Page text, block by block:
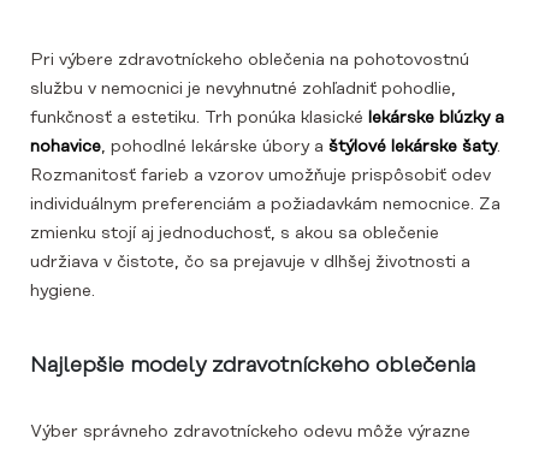
Pri výbere zdravotníckeho oblečenia na pohotovostnú
službu v nemocnici je nevyhnutné zohľadniť pohodlie,
funkčnosť a estetiku. Trh ponúka klasické lekárske blúzky a
nohavice, pohodlné lekárske úbory a štýlové lekárske šaty.
Rozmanitosť farieb a vzorov umožňuje prispôsobiť odev
individuálnym preferenciám a požiadavkám nemocnice. Za
zmienku stojí aj jednoduchosť, s akou sa oblečenie
udržiava v čistote, čo sa prejavuje v dlhšej životnosti a
hygiene.
Najlepšie modely zdravotníckeho oblečenia
Výber správneho zdravotníckeho odevu môže výrazne